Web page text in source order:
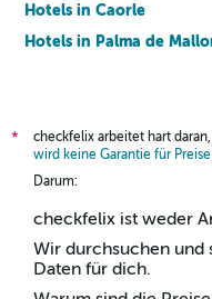
Hotels in Caorle
Hotels in Palma de
*
checkfelix arbeitet hart
wird keine Garantie für
Darum:
checkfelix ist weder
Wir durchsuchen und
Daten für dich.